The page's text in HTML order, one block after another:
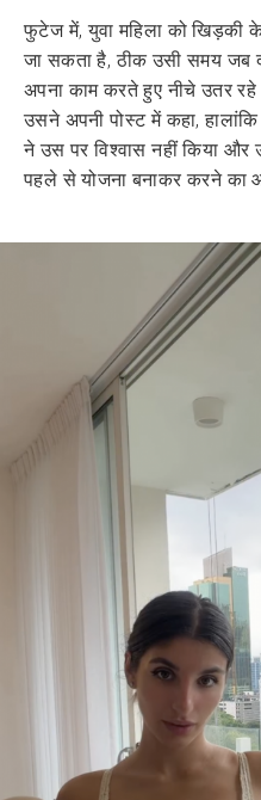
फुटेज में, युवा महिला को
जा सकता है, ठीक उसी समय जब
अपना काम करते हुए नीचे उतर रहे
उसने अपनी पोस्ट में कहा,
ने उस पर विश्वास नहीं किया
पहले से योजना बनाकर करने का